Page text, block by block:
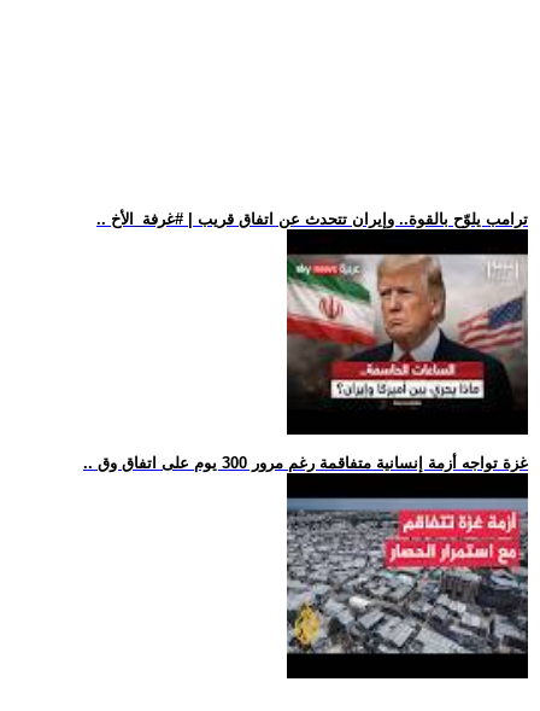
.. ترامب يلوّح بالقوة.. وإيران تتحدث عن اتفاق قريب | #غرفة_الأخ
.. غزة تواجه أزمة إنسانية متفاقمة رغم مرور 300 يوم على اتفاق وق